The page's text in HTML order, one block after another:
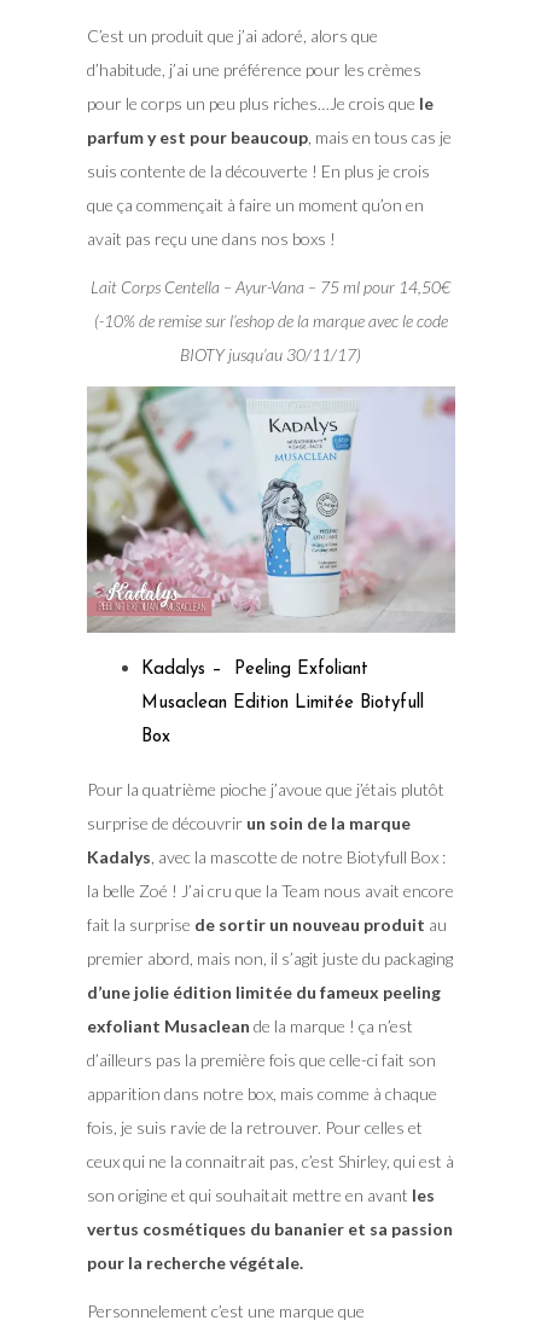
C’est un produit que j’ai adoré, alors que
d’habitude, j’ai une préférence pour les crèmes
pour le corps un peu plus riches…Je crois que le
parfum y est pour beaucoup, mais en tous cas je
suis contente de la découverte ! En plus je crois
que ça commençait à faire un moment qu’on en
avait pas reçu une dans nos boxs !
Lait Corps Centella – Ayur-Vana – 75 ml pour 14,50€
(-10% de remise sur l’eshop de la marque avec le code
BIOTY jusqu’au 30/11/17)
Kadalys – Peeling Exfoliant
Musaclean Edition Limitée Biotyfull
Box
Pour la quatrième pioche j’avoue que j’étais plutôt
surprise de découvrir un soin de la marque
Kadalys , avec la mascotte de notre Biotyfull Box :
la belle Zoé ! J’ai cru que la Team nous avait encore
fait la surprise de sortir un nouveau produit au
premier abord, mais non, il s’agit juste du packaging
d’une jolie édition limitée du fameux peeling
exfoliant Musaclean de la marque ! ça n’est
d’ailleurs pas la première fois que celle-ci fait son
apparition dans notre box, mais comme à chaque
fois, je suis ravie de la retrouver. Pour celles et
ceux qui ne la connaitrait pas, c’est Shirley, qui est à
son origine et qui souhaitait mettre en avant les
vertus cosmétiques du bananier et sa passion
pour la recherche végétale.
Personnelement c’est une marque que